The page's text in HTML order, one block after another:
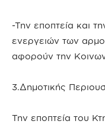
-Την εποπτεία και
ενεργειών των
αφορούν την
3.Δημοτικής
Την εποπτεία του